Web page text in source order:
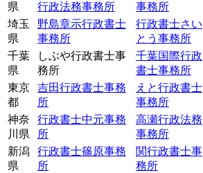
県
行政法務事務所
事務所
埼玉
県
野島章示行政書士
事務所
行政書士さい
とう事務所
千葉
県
しぶや行政書士事
務所
千葉国際行政
書士事務所
東京
都
吉田行政書士事務
所
えと行政書士
事務所
神奈
川県
行政書士中元事務
所
高瀬行政法務
事務所
新潟
県
行政書士篠原事務
所
関行政書士事
務所